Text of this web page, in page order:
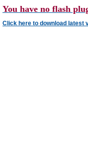
You have no flash
Click here to download latest